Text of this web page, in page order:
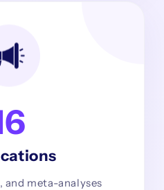
and meta-analyses